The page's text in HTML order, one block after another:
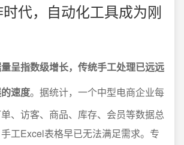
代，自动化工具成为刚
呈指数级增长，传统手工处理已远远
速度。据统计，一个中型电商企业每
、访客、商品、库存、会员等数据总
工Excel表格早已无法满足需求。专